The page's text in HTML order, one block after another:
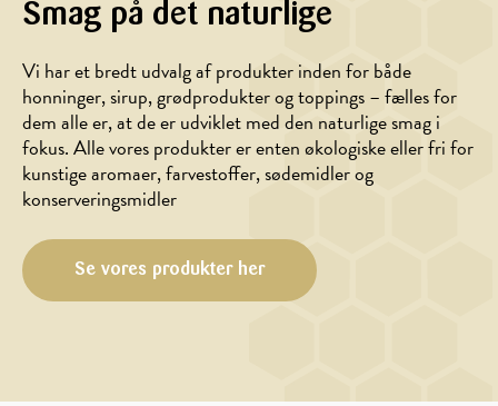
BAGNING,
DESSERT
Sirupskage
med
dadler
gulerødder
DRIKKE,
MORGENMAD
Smoothie
med
og
appelsin
Smag på det naturlige
Vi har et bredt udvalg af produkter inden for både
honninger, sirup, grødprodukter og toppings – fælles for
dem alle er, at de er udviklet med den naturlige smag i
fokus. Alle vores produkter er enten økologiske eller fri for
kunstige aromaer, farvestoffer, sødemidler og
konserveringsmidler
Se vores produkter her